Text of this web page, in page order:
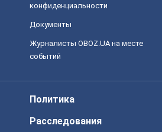
конфиденциальности
Документы
Журналисты OBOZ.UA на месте
событий
Политика
Расследования